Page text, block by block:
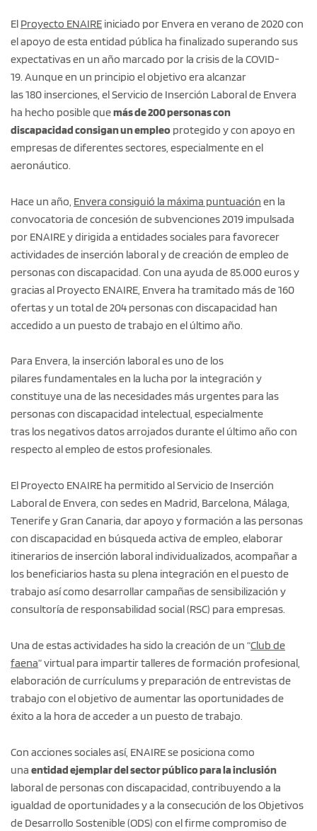
El Proyecto ENAIRE iniciado por Envera en verano de 2020 con
el apoyo de esta entidad pública ha finalizado superando sus
expectativas en un año marcado por la crisis de la COVID-
19. Aunque en un principio el objetivo era alcanzar
las 180 inserciones, el Servicio de Inserción Laboral de Envera
ha hecho posible quemás de 200 personas con
discapacidad consigan un empleo protegido y con apoyo en
empresas de diferentes sectores, especialmente en el
aeronáutico.
Hace un año, Envera consiguió la máxima puntuación en la
convocatoria de concesión de subvenciones 2019 impulsada
por ENAIRE y dirigida a entidades sociales para favorecer
actividades de inserción laboral y de creación de empleo de
personas con discapacidad. Con una ayuda de 85.000 euros y
gracias al Proyecto ENAIRE, Envera ha tramitado más de 160
ofertas y un total de 204 personas con discapacidad han
accedido a un puesto de trabajo en el último año.
Para Envera, la inserción laboral es uno de los
pilares fundamentales en la lucha por la integración y
constituye una de las necesidades más urgentes para las
personas con discapacidad intelectual, especialmente
tras los negativos datos arrojados durante el último año con
respecto al empleo de estos profesionales.
El Proyecto ENAIRE ha permitido al Servicio de Inserción
Laboral de Envera, con sedes en Madrid, Barcelona, Málaga,
Tenerife y Gran Canaria, dar apoyo y formación a las personas
con discapacidad en búsqueda activa de empleo, elaborar
itinerarios de inserción laboral individualizados, acompañar a
los beneficiarios hasta su plena integración en el puesto de
trabajo así como desarrollar campañas de sensibilización y
consultoría de responsabilidad social (RSC) para empresas.
Una de estas actividades ha sido la creación de un “Club de
faena” virtual para impartir talleres de formación profesional,
elaboración de currículums y preparación de entrevistas de
trabajo con el objetivo de aumentar las oportunidades de
éxito a la hora de acceder a un puesto de trabajo.
Con acciones sociales así, ENAIRE se posiciona como
una entidad ejemplar del sector público para la inclusión
laboral de personas con discapacidad, contribuyendo a la
igualdad de oportunidades y a la consecución de los Objetivos
de Desarrollo Sostenible (ODS) con el firme compromiso de